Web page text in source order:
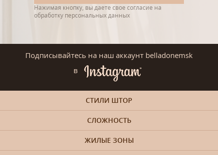
Нажимая кнопку, вы даете свое согласие на
обработку персональных данных
Подписывайтесь на наш аккаунт belladonemsk
в
СТИЛИ ШТОР
СЛОЖНОСТЬ
ЖИЛЫЕ ЗОНЫ